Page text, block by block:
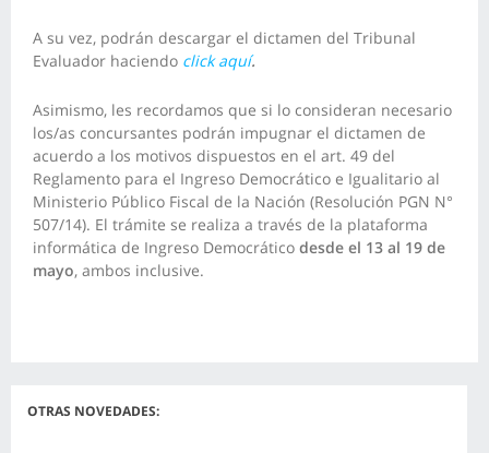
A su vez, podrán descargar el dictamen del Tribunal
Evaluador haciendo click aquí.
Asimismo, les recordamos que si lo consideran necesario
los/as concursantes podrán impugnar el dictamen de
acuerdo a los motivos dispuestos en el art. 49 del
Reglamento para el Ingreso Democrático e Igualitario al
Ministerio Público Fiscal de la Nación (Resolución PGN N°
507/14). El trámite se realiza a través de la plataforma
informática de Ingreso Democrático desde el 13 al 19 de
mayo, ambos inclusive.
OTRAS NOVEDADES: